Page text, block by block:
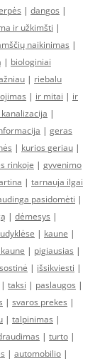
| dangos |
ir užkimšti |
naikinimas |
| biologiniai
| riebalu
| ir mitai | ir
|
| geras
| kurios geriau |
rinkoje | gyvenimo
| tarnauja ilgai
pasidomėti |
| dėmesys |
| kaune |
| pigiausias |
| išsikviesti |
| taksi | paslaugos |
| svaros prekes |
| talpinimas |
| turto |
| automobilio |